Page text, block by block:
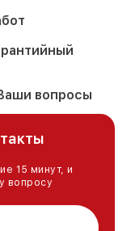
вопросы
15 минут, и
вопросу